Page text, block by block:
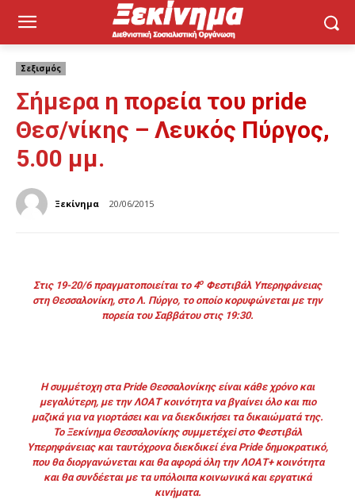
Σεξισμός
Σήμερα η πορεία του pride
Θεσ/νίκης – Λευκός Πύργος,
5.00 μμ.
Ξεκίνημα 20/06/2015
Στις 19-20/6 πραγματοποιείται το 4ο Φεστιβάλ Υπερηφάνειας
στη Θεσσαλονίκη, στο Λ. Πύργο, το οποίο κορυφώνεται με την
πορεία του Σαββάτου στις 19:30.
Η συμμέτοχη στα Pride Θεσσαλονίκης είναι κάθε χρόνο και
μεγαλύτερη, με την ΛΟΑΤ κοινότητα να βγαίνει όλο και πιο
μαζικά για να γιορτάσει και να διεκδικήσει τα δικαιώματά της.
To Ξεκίνημα Θεσσαλονίκης συμμετέχεi στο Φεστιβάλ
Υπερηφάνειας και ταυτόχρονα διεκδικεί ένα Pride δημοκρατικό,
που θα διοργανώνεται και θα αφορά όλη την ΛΟΑΤ+ κοινότητα
και θα συνδέεται με τα υπόλοιπα κοινωνικά και εργατικά
κινήματα.